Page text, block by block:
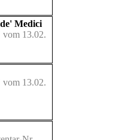
Medici
vom 13.02.
vom 13.02.